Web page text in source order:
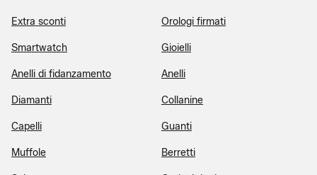
Extra sconti Orologi firmati
Smartwatch Gioielli
Anelli di fidanzamento Anelli
Diamanti Collanine
Capelli Guanti
Muffole Berretti